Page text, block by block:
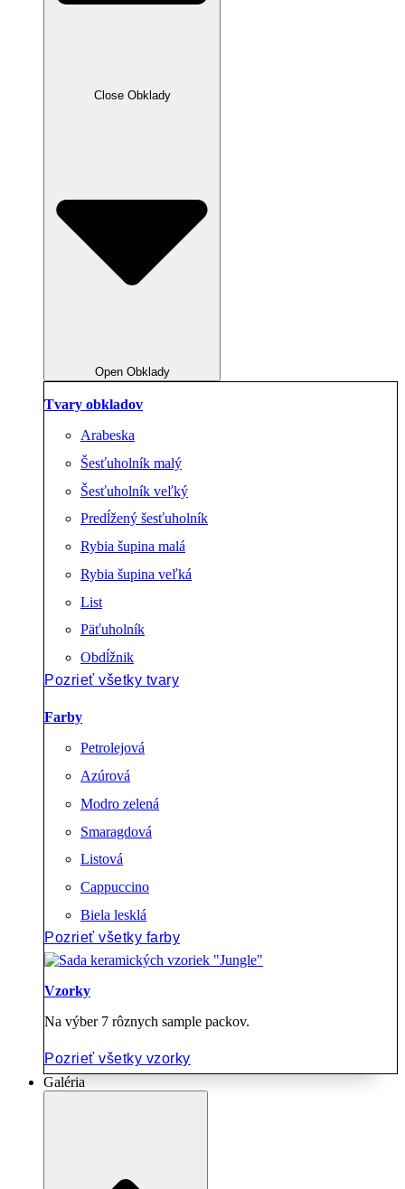
Close Obklady
Open Obklady
Tvary obkladov
Arabeska
Šesťuholník malý
Šesťuholník veľký
Predĺžený šesťuholník
Rybia šupina malá
Rybia šupina veľká
List
Päťuholník
Obdĺžnik
Pozrieť všetky tvary
Farby
Petrolejová
Azúrová
Modro zelená
Smaragdová
Listová
Cappuccino
Biela lesklá
Pozrieť všetky farby
Vzorky
Na výber 7 rôznych sample packov.
Pozrieť všetky vzorky
Galéria